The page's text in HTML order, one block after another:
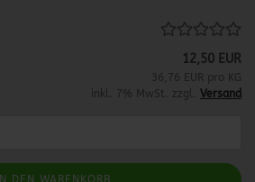
12,50 EUR
36,76 EUR pro KG
inkl. 7% MwSt. zzgl. Versand